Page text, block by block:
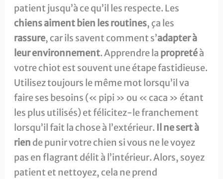
patient jusqu’à ce qu’il les respecte. Les
chiens aiment bien les routines, ça les
rassure, car ils savent comment s’adapter à
leur environnement. Apprendre la propretéà
votre chiot est souvent une étape fastidieuse.
Utilisez toujours le même mot lorsqu’il va
faire ses besoins (« pipi » ou « caca » étant
les plus utilisés) et félicitez-le franchement
lorsqu’il fait la chose à l’extérieur. Il ne sert à
rien de punir votre chien si vous ne le voyez
pas en flagrant délit à l’intérieur. Alors, soyez
patient et nettoyez, cela ne prend